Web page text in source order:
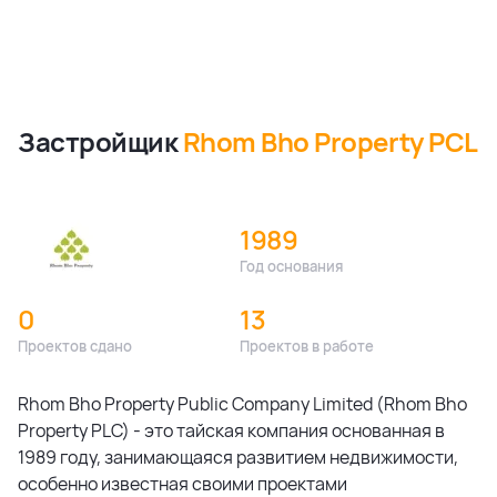
ЗастройщикRhom Bho Property PCL
1989
Год основания
0
Проектов сдано
13
Проектов в работе
Rhom Bho Property Public Company Limited (Rhom Bho
Property PLC) - это тайская компания основанная в
1989 году, занимающаяся развитием недвижимости,
особенно известная своими проектами